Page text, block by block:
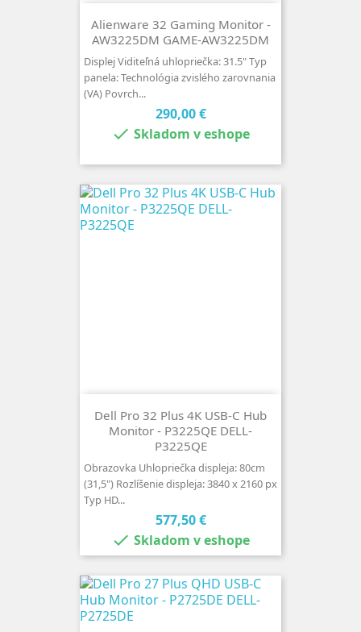
Alienware 32 Gaming Monitor -
AW3225DM GAME-AW3225DM
Displej Viditeľná uhlopriečka: 31.5" Typ
panela: Technológia zvislého zarovnania
(VA) Povrch...
Cena
290,00 €
 Skladom v eshope
Dell Pro 32 Plus 4K USB-C Hub
Monitor - P3225QE DELL-
P3225QE
Obrazovka Uhlopriečka displeja: 80cm
(31,5") Rozlíšenie displeja: 3840 x 2160 px
Typ HD...
Cena
577,50 €
 Skladom v eshope